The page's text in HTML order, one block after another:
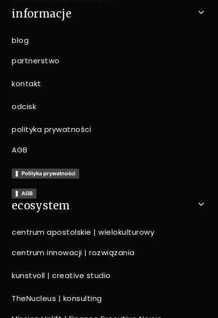
informacje
blog
partnerstwo
kontakt
odcisk
polityka prywatności
AGB
Polityka prywatności
AGB
ecosystem
centrum apostolskie | wielokulturowy
centrum innowacji | rozwiązania
kunstvoll | creative studio
TheNucleus | konsulting